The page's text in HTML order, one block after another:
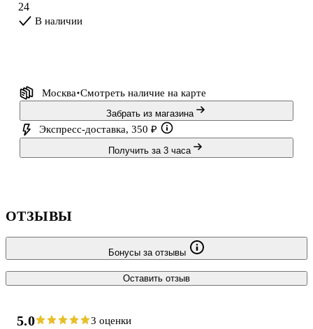
24
В наличии
Москва Смотреть наличие на карте
Забрать из магазина
Экспресс-доставка, 350 ₽
Получить за 3 часа
ОТЗЫВЫ
Бонусы за отзывы
Оставить отзыв
5.0 3 оценки